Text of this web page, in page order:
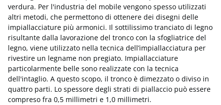
verdura. Per l'industria del mobile vengono spesso utilizzati
altri metodi, che permettono di ottenere dei disegni delle
impiallacciature più armonici. Il sottilissimo tranciato di legno
risultante dalla lavorazione del tronco con la sfogliatrice del
legno, viene utilizzato nella tecnica dell’impiallacciatura per
rivestire un legname non pregiato. Impiallacciature
particolarmente belle sono realizzate con la tecnica
dell'intaglio. A questo scopo, il tronco è dimezzato o diviso in
quattro parti. Lo spessore degli strati di piallaccio può essere
compreso fra 0,5 millimetri e 1,0 millimetri.